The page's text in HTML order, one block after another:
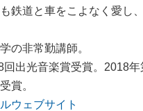
も鉄道と車をこ よ な く 愛 し
の非常勤講師。
回出光音楽賞受賞。 2018年
賞。
ウェブサイト